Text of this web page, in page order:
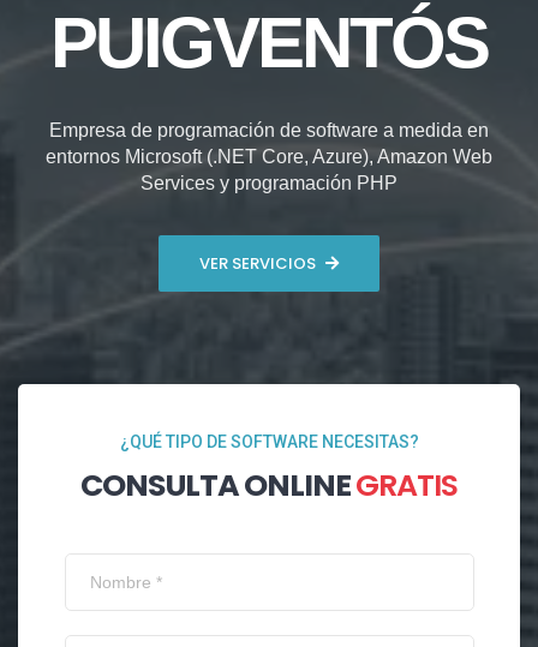
PUIGVENTÓS
Empresa de programación de software a medida en
entornos Microsoft (.NET Core, Azure), Amazon Web
Services y programación PHP
VER SERVICIOS
¿QUÉ TIPO DE SOFTWARE NECESITAS?
CONSULTA ONLINEGRATIS